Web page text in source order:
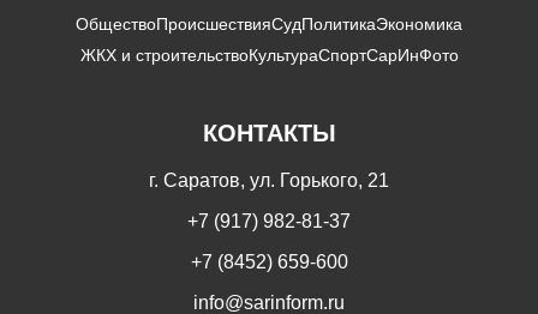
ОбществоПроисшествияСудПолитикаЭкономика
ЖКХ и строительствоКультураСпортСарИнФото
КОНТАКТЫ
г. Саратов, ул. Горького, 21
+7 (917) 982-81-37
+7 (8452) 659-600
info@sarinform.ru